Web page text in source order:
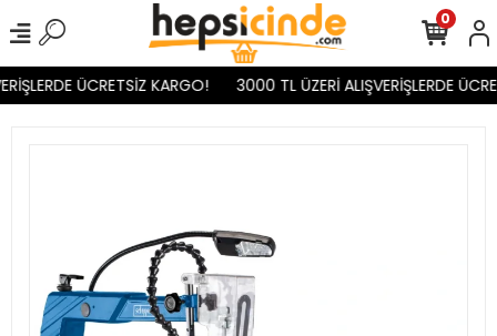
ÜCRETSİZ KARGO! 3000 TL ÜZERİ ALIŞVERİŞLERDE
0